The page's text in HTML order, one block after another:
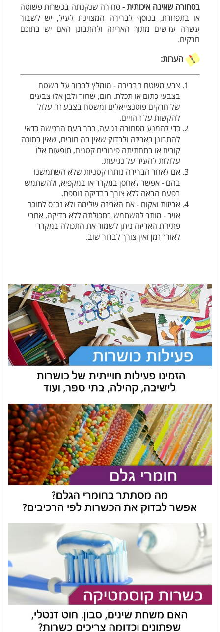
בסחורה שאינה איכותית -סחורה שנקנתה בכשרות פשוטה
או בתפזורת, בנוסף לברירה המצוינת לעיל, יש לשבור
עשרה עדשים מתוך האריזה ולהתבונן האם יש בתוכם
חרקים.
הערות:
צבע משטח הברירה - מומלץ לברור על משטח
בצבעי כתום או תכלת. חום, שחור ולבן אלו צבעים
של חרקים פוטנצייאלים ומשטח בצבע זה עלול
להקשות על זיהויים.
כדי להמנע מסחורה נגועה, כבר בעת הרכישה כדאי
להתבונן באריזה ולבדוק שאין בה חורים, שאין בתוכה
קורים או בתחתיתה פירורים קטנים, תופעות אלו
עלולות להעיד על נגיעות.
אם לאחר הברירה נותרו קטניות שלא השתמשנו
בהם - אפשר לאחסן במקרר או במקפיא, ולהשתמש
בפעם הבאה ללא צורך בבדיקה נוספת.
אריזות ואקום - אם האריזה שלימה ולא נכנס לתוכה
אויר - מותר להשתמש בתכולתה ללא בדיקה. אחרי
פתיחת האריזה ניתן לשמור את התכולה במקרר
לאורך זמן ואין צורך לברור שוב.